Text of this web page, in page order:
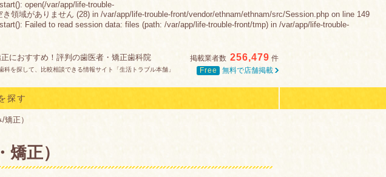
open(/var/app/life-trouble-
領域がありません (28) in /var/app/life-trouble-front/vendor/ethnam/ethnam/src/Session.php on line 149
Failed to read session data: files (path: /var/app/life-trouble-front/tmp) in /var/app/life-trouble-
におすすめ！評判の歯医者・矯正歯科院
を探して、比較相談できる情報サイト「生活トラブル本舗」
掲載業者数 256,479 件
Free
無料で店舗掲載
探す
正）
正）